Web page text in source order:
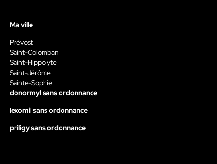
Ma ville
Prévost
Saint-Colomban
Saint-Hippolyte
Saint-Jérôme
Sainte-Sophie
donormyl sans ordonnance
lexomil sans ordonnance
priligy sans ordonnance